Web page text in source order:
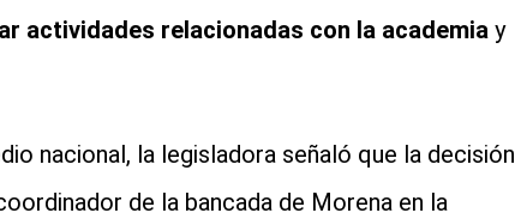
actividades relacionadas con la academiay
nacional, la legisladora señaló que la decisión
de la bancada de Morena en la